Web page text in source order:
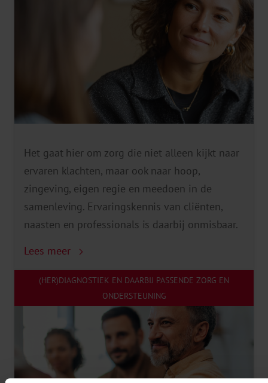
Het gaat hier om zorg die niet alleen kijkt naar
ervaren klachten, maar ook naar hoop,
zingeving, eigen regie en meedoen in de
samenleving. Ervaringskennis van cliënten,
naasten en professionals is daarbij onmisbaar.
Lees meer
(HER)DIAGNOSTIEK EN DAARBIJ PASSENDE ZORG EN
ONDERSTEUNING